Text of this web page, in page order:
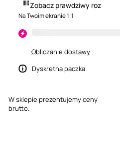
Zobacz prawdziwy rozmiar
Na Twoim ekranie 1:1
Obliczanie dostawy
Dyskretna paczka
W sklepie prezentujemy ceny
brutto.